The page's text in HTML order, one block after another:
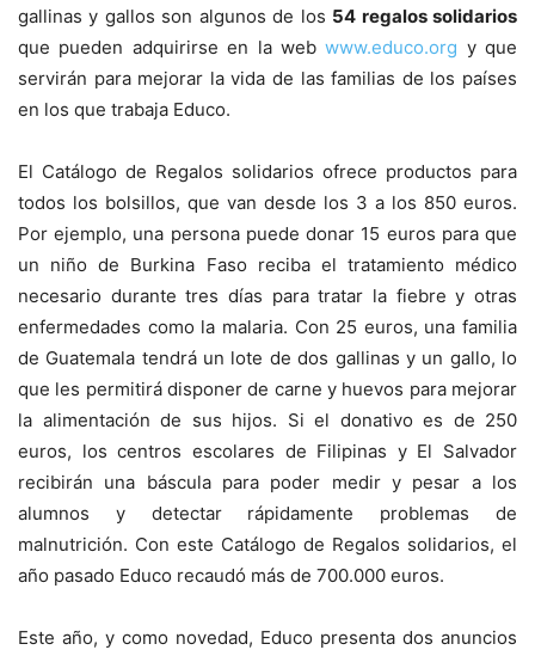
gallinas y gallos son algunos de los 54 regalos solidarios
que pueden adquirirse en la webwww.educo.org y que
servirán para mejorar la vida de las familias de los países
en los que trabaja Educo.
El Catálogo de Regalos solidarios ofrece productos para
todos los bolsillos, que van desde los 3 a los 850 euros.
Por ejemplo, una persona puede donar 15 euros para que
un niño de Burkina Faso reciba el tratamiento médico
necesario durante tres días para tratar la fiebre y otras
enfermedades como la malaria. Con 25 euros, una familia
de Guatemala tendrá un lote de dos gallinas y un gallo, lo
que les permitirá disponer de carne y huevos para mejorar
la alimentación de sus hijos. Si el donativo es de 250
euros, los centros escolares de Filipinas y El Salvador
recibirán una báscula para poder medir y pesar a los
alumnos y detectar rápidamente problemas de
malnutrición. Con este Catálogo de Regalos solidarios, el
año pasado Educo recaudó más de 700.000 euros.
Este año, y como novedad, Educo presenta dos anuncios